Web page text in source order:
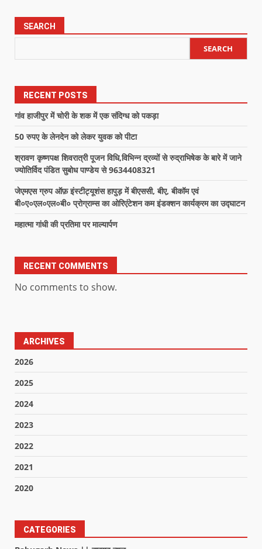
SEARCH
SEARCH
RECENT POSTS
गांव हाजीपुर में चोरी के शक में एक संदिग्ध को पकड़ा
50 रुपए के लेनदेन को लेकर युवक को पीटा
श्रावण कृष्णपक्ष शिवरात्री पूजन विधि,विभिन्न द्रव्यों से रुद्राभिषेक के बारे में जाने
ज्योतिर्विद पंडित सुबोध पाण्डेय से 9634408321
जेएमएस ग्रुप ऑफ़ इंस्टीट्यूशंस हापुड़ में बीएससी, बीए, बीकॉम एवं
बी०ए०एल०एल०बी० प्रोग्राम्स का ओरिएंटेशन कम इंडक्शन कार्यक्रम का उद्घाटन
महात्मा गांधी की प्रतिमा पर माल्यार्पण
RECENT COMMENTS
No comments to show.
ARCHIVES
2026
2025
2024
2023
2022
2021
2020
CATEGORIES